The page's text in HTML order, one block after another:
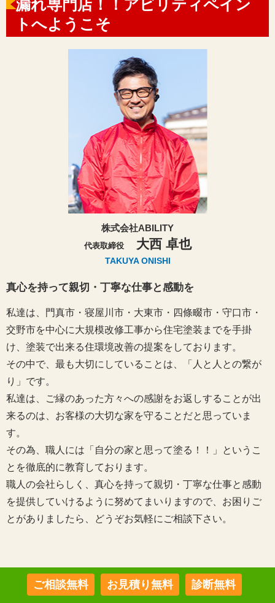
漏れ専門店！！アビリティペイン
トへようこそ
株式会社ABILITY
代表取締役 大西 卓也
TAKUYA ONISHI
真心を持って親切・丁寧な仕事と感動を
私達は、門真市・寝屋川市・大東市・四條畷市・守口市・
交野市を中心に大規模改修工事から住宅塗装までを手掛
け、塗装で出来る住環境改善の提案をしております。
その中で、最も大切にしていることは、「人と人との繋が
り」です。
私達は、ご縁のあった方々への感謝をお返しすることが出
来るのは、お客様の大切な家を守ることだと思っていま
す。
その為、職人には「自分の家と思って塗る！！」というこ
とを徹底的に教育しております。
職人の会社らしく、真心を持って親切・丁寧な仕事と感動
を提供していけるように努めてまいりますので、お困りご
とがありましたら、どうぞお気軽にご相談下さい。
ご相談無料 お見積り無料 診断無料